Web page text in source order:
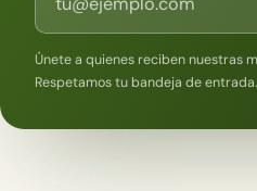
Únete a quienes reciben nuestras
Respetamos tu bandeja de entrada.